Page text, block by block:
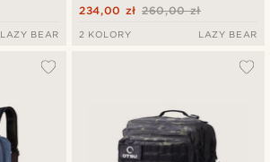
LAZY BEAR
260,00 zł
234,00 zł
2 KOLORY LAZY BEAR